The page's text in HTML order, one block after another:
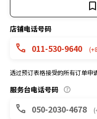
店铺电话号码
011-530-9640
透过预订表格接受的所有订单申
服务台电话号码
050-2030-4678